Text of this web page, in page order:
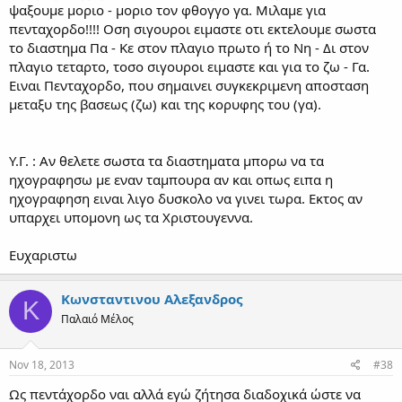
28+40=68. Εδω το πενταχορδο ζω - Γα εχει 7+12+9+9=37 γραμματα.
Επειδη δεν μπορουμε να "πειραξουμε" τη βαση του πενταχορδου
(ζω), οξυνεται κορυφη του (Γα) κατα τρια γραμματα και ετσι Βου
(νεανες) - Γα (νεανες οξυμενος) = 12 γραμματα και το αθροισμα των
γραμματων του πενταχορδου βρισκονται 40, ως επρεπε. Πριν την
οξυνση του Γα των τριων γραμματων, το τετραχορδο εμφανιζε
10+12+9=31 γραμματα. Αφου ο Γα οξυνθηκε κατα τρια εχουμε Γα -
Για τη δευτερη περιπτωση, εχουμε:
Ζω (νεανες) - Νη (νανα): 7 γραμματα
Νη (αγια) - Πα (ανανες): 12 γραμματα
Βου (νεανες) - Γα (νανα): 7 γραμματα
Γα (νανα) - Δι (αγια): 12 γραμματα
Κε (ανανες) - Ζω (νενανες): 9 γραμματα
Αθροισμα γραμματων τετραχορδου: 7+12+9=28
Αθροισμα γραμματων πενταχορδου: 7+12+12+9=40
περιπτωση ενω οι πλαγιοι κατα τη δευτερη. Το ερωτημα ειναι: ο
ψαξουμε μοριο - μοριο τον φθογγο γα. Μιλαμε για
πενταχορδο!!!! Οση σιγουροι ειμαστε οτι εκτελουμε σωστα
το διαστημα Πα - Κε στον πλαγιο πρωτο ή το Νη - Δι στον
πλαγιο τεταρτο, τοσο σιγουροι ειμαστε και για το ζω - Γα.
Ειναι Πενταχορδο, που σημαινει συγκεκριμενη αποσταση
μεταξυ της βασεως (ζω) και της κορυφης του (γα).
Υ.Γ. : Αν θελετε σωστα τα διαστηματα μπορω να τα
ηχογραφησω με εναν ταμπουρα αν και οπως ειπα η
ηχογραφηση ειναι λιγο δυσκολο να γινει τωρα. Εκτος αν
υπαρχει υπομονη ως τα Χριστουγεννα.
Ευχαριστω
Κ Κωνσταντινου Αλεξανδρος
Παλαιό Μέλος
Nov 18, 2013 #38
Ως πεντάχορδο ναι αλλά εγώ ζήτησα διαδοχικά ώστε να